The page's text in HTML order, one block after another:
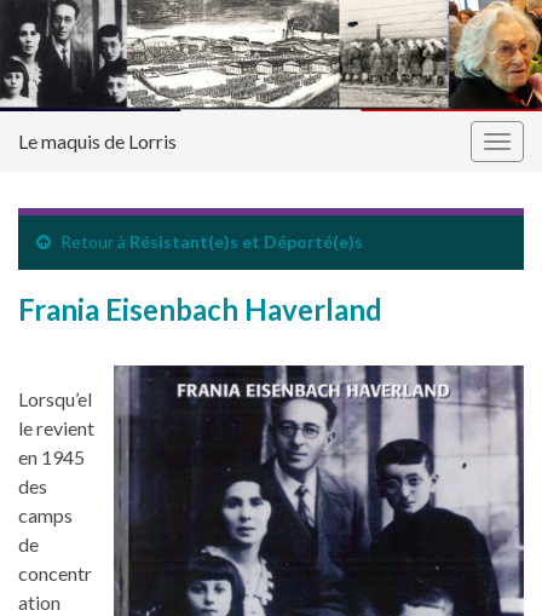
Le maquis de Lorris
Retour à Résistant(e)s et Déporté(e)s
Frania Eisenbach Haverland
Lorsqu’el
le revient
en 1945
des
camps
de
concentr
ation